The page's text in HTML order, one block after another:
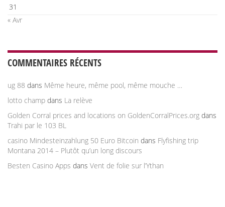
31
« Avr
COMMENTAIRES RÉCENTS
ug 88 dans Même heure, même pool, même mouche …
lotto champ dans La relève
Golden Corral prices and locations on GoldenCorralPrices.org dans
Trahi par le 103 BL
casino Mindesteinzahlung 50 Euro Bitcoin dans Flyfishing trip
Montana 2014 – Plutôt qu’un long discours
Besten Casino Apps dans Vent de folie sur l’Ythan